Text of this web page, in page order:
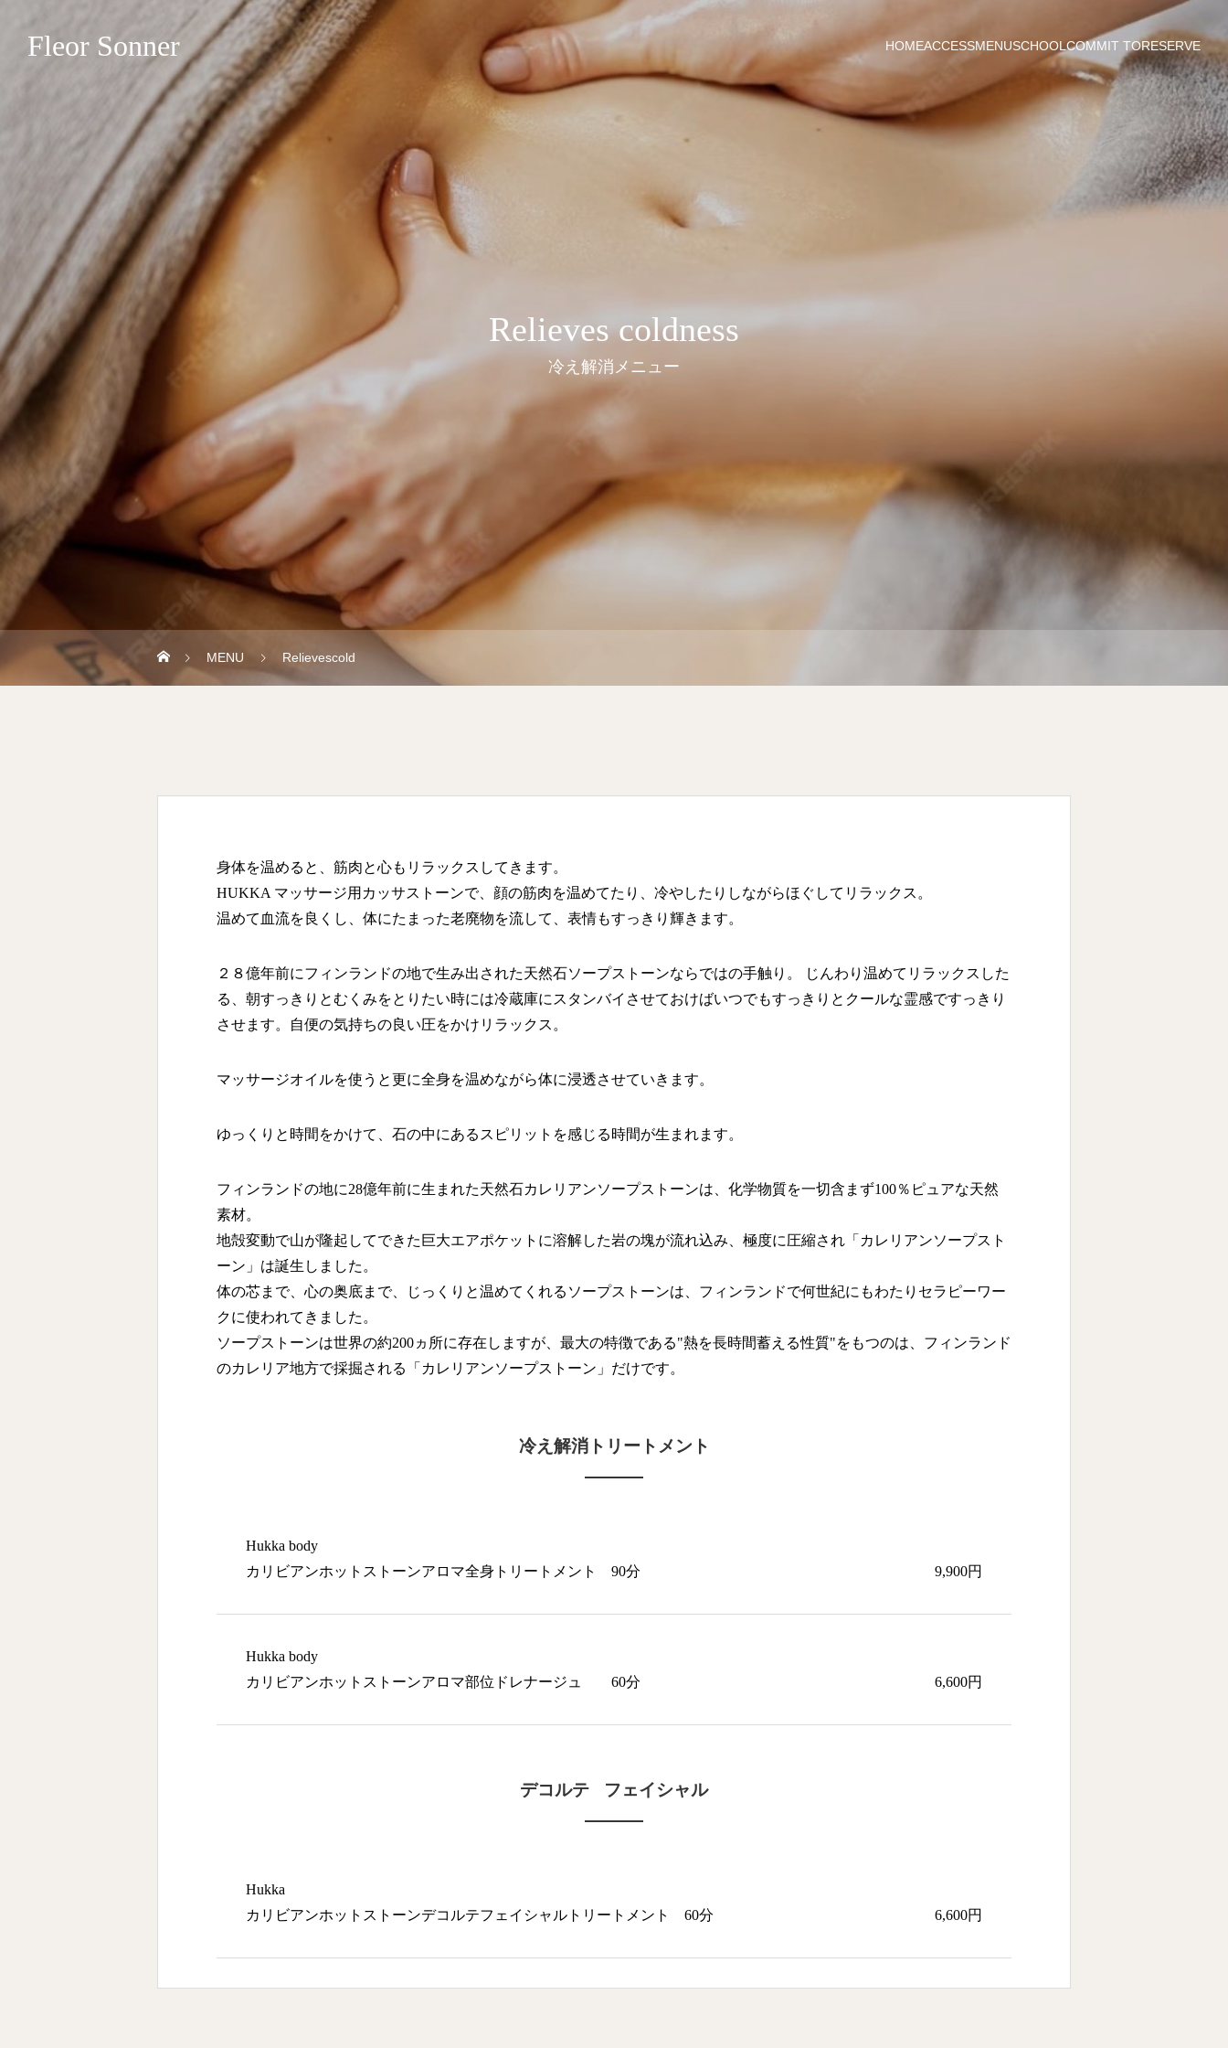
Fleor Sonner HOMEACCESSMENUSCHOOLCOMMIT TORESERVE
Relieves coldness
冷え解消メニュー
MENU Relievescold
身体を温めると、筋肉と心もリラックスしてきます。
HUKKA マッサージ用カッサストーンで、顔の筋肉を温めてたり、冷やしたりしながらほぐしてリラックス。
温めて血流を良くし、体にたまった老廃物を流して、表情もすっきり輝きます。
２８億年前にフィンランドの地で生み出された天然石ソープストーンならではの手触り。 じんわり温めてリラックスした
る、朝すっきりとむくみをとりたい時には冷蔵庫にスタンバイさせておけばいつでもすっきりとクールな霊感ですっきり
させます。自便の気持ちの良い圧をかけリラックス。
マッサージオイルを使うと更に全身を温めながら体に浸透させていきます。
ゆっくりと時間をかけて、石の中にあるスピリットを感じる時間が生まれます。
フィンランドの地に28億年前に生まれた天然石カレリアンソープストーンは、化学物質を一切含まず100％ピュアな天然
素材。
地殻変動で山が隆起してできた巨大エアポケットに溶解した岩の塊が流れ込み、極度に圧縮され「カレリアンソープスト
ーン」は誕生しました。
体の芯まで、心の奥底まで、じっくりと温めてくれるソープストーンは、フィンランドで何世紀にもわたりセラピーワー
クに使われてきました。
ソープストーンは世界の約200ヵ所に存在しますが、最大の特徴である"熱を長時間蓄える性質"をもつのは、フィンランド
のカレリア地方で採掘される「カレリアンソープストーン」だけです。
冷え解消トリートメント
Hukka body
カリビアンホットストーンアロマ全身トリートメント
90分 9,900円
Hukka body
カリビアンホットストーンアロマ部位ドレナージュ
60分 6,600円
デコルテ フェイシャル
Hukka
カリビアンホットストーンデコルテフェイシャルトリートメント
60分 6,600円